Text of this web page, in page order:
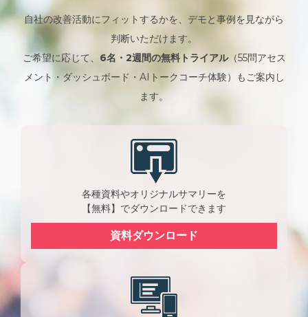
自社の改善活動にフィットするかを、デモと事例を見ながら
判断いただけます。
ご希望に応じて、 6名・2週間の無料トライアル（55問アセス
メント・ダッシュボード・AIトークコーチ体験）もご案内し
ます。
各種資料やオリジナルサマリーを
【無料】でダウンロードできます
資料ダウンロード